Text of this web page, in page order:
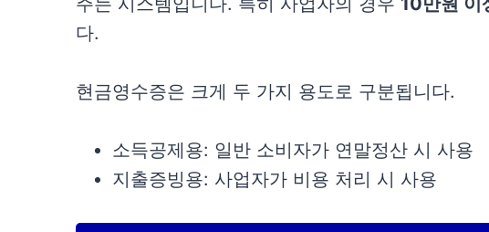
다.
현금영수증은 크게 두 가지 용도로 구분됩니다.
소득공제용: 일반 소비자가 연말정산 시 사용
지출증빙용: 사업자가 비용 처리 시 사용